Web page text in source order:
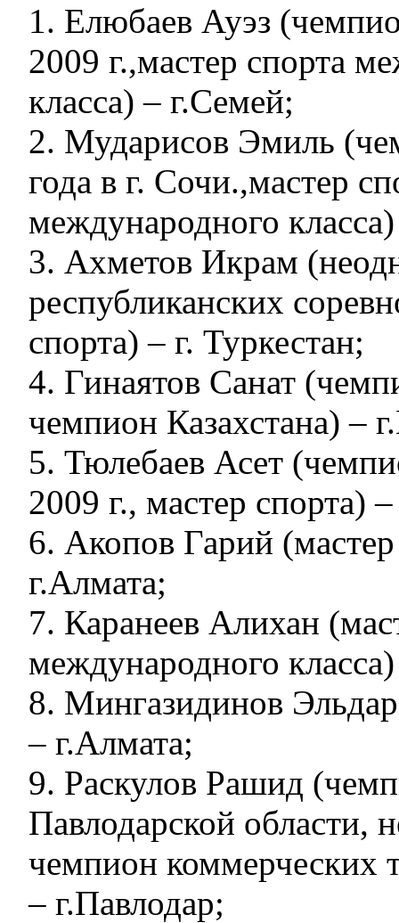
1. Елюбаев Ауэз
2009 г.,мастер спорта
класса) – г.Семей;
2. Мударисов Эмиль
года в г. Сочи.,мастер
международного
3. Ахметов Икрам
республиканских
спорта) – г. Туркестан;
4. Гинаятов Санат
чемпион Казахстана) –
5. Тюлебаев Асет
2009 г., мастер спорта)
6. Акопов Гарий
г.Алмата;
7. Каранеев Алихан
международного
8. Мингазидинов
– г.Алмата;
9. Раскулов Рашид
Павлодарской области,
чемпион коммерческих
– г.Павлодар;